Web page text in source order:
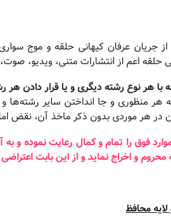
از جریان عرفان کیهانی حلقه و موج
حلقه اعم از انتشارات متنی، ویدیو،
با هر نوع رشته دیگری و یا قرار دادن هر
منظوری و جا انداختن سایر رشته‌ها
هر موردی بدون ذکر ماخذ آن، نقض
فوق را تمام و کمال رعایت نموده
و اخراج نماید و از این بابت
محافظ